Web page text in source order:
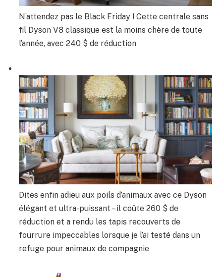
N’attendez pas le Black Friday ! Cette centrale sans
fil Dyson V8 classique est la moins chère de toute
l’année, avec 240 $ de réduction
Dites enfin adieu aux poils d’animaux avec ce Dyson
élégant et ultra-puissant – il coûte 260 $ de
réduction et a rendu les tapis recouverts de
fourrure impeccables lorsque je l’ai testé dans un
refuge pour animaux de compagnie